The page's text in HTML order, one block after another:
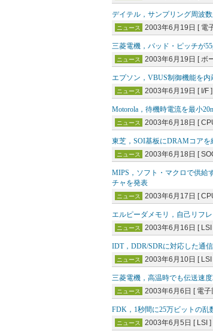
デイテル，サンプリング周波
ニュース 2003年6月19日 [ 電
三菱電機，パッド・ピッチが
ニュース 2003年6月19日 [ ボ
エプソン，VBUS制御機能を内
ニュース 2003年6月19日 [ I/F ]
Motorola，待機時電流を最小
ニュース 2003年6月18日 [
東芝，SOI基板にDRAMコア
ニュース 2003年6月18日 [
MIPS，ソフト・マクロで供給
チャを発表
ニュース 2003年6月17日 [
エルピーダメモリ，自己リフ
ニュース 2003年6月16日 [ LSI
IDT，DDR/SDRに対応した通
ニュース 2003年6月10日 [ LSI
三菱電機，高温時でも伝送速
ニュース 2003年6月6日 [ 電子
FDK，1秒間に25万ビットの
ニュース 2003年6月5日 [ LSI ]